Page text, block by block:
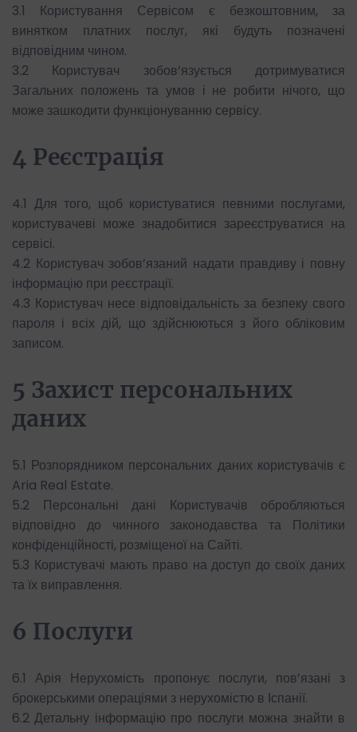
3.1 Користування Сервісом є безкоштовним, за
винятком платних послуг, які будуть позначені
відповідним чином.
3.2 Користувач зобов’язується дотримуватися
Загальних положень та умов і не робити нічого, що
може зашкодити функціонуванню сервісу.
4 Реєстрація
4.1 Для того, щоб користуватися певними послугами,
користувачеві може знадобитися зареєструватися на
сервісі.
4.2 Користувач зобов’язаний надати правдиву і повну
інформацію при реєстрації.
4.3 Користувач несе відповідальність за безпеку свого
пароля і всіх дій, що здійснюються з його обліковим
записом.
5 Захист персональних
даних
5.1 Розпорядником персональних даних користувачів є
Aria Real Estate.
5.2 Персональні дані Користувачів обробляються
відповідно до чинного законодавства та Політики
конфіденційності, розміщеної на Сайті.
5.3 Користувачі мають право на доступ до своїх даних
та їх виправлення.
6 Послуги
6.1 Арія Нерухомість пропонує послуги, пов’язані з
брокерськими операціями з нерухомістю в Іспанії.
6.2 Детальну інформацію про послуги можна знайти в